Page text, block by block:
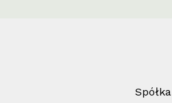
Spółka